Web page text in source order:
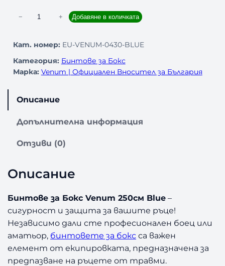
ч
е
т
Н
О
Е
З
А
Б
О
− + Добавяне в количката
Кат. номер: EU-VENUM-0430-BLUE
Категория: Бинтове за Бокс
Марка: Venum | Официален Вносител за България
Описание
Допълнителна информация
Отзиви (0)
Описание
Бинтове за Бокс Venum 250см Blue –
сигурност и защита за вашите ръце!
Независимо дали сте професионален боец или
аматьор, бинтовете за бокс са важен
елемент от екипировката, предназначена за
предпазване на ръцете от травми.